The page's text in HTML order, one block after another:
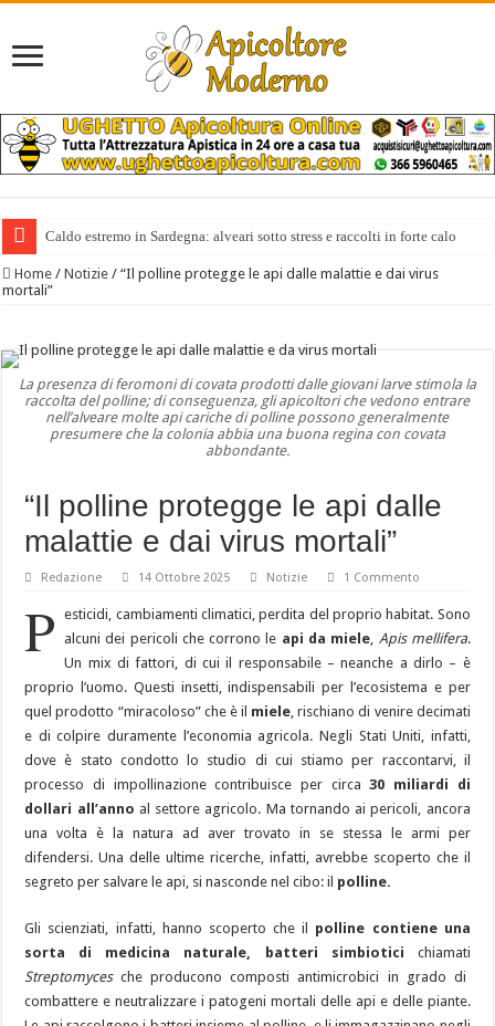
Caldo estremo in Sardegna: alveari sotto stress e raccolti in forte calo
Home / Notizie / “Il polline protegge le api dalle malattie e dai virus
mortali”
La presenza di feromoni di covata prodotti dalle giovani larve stimola la
raccolta del polline; di conseguenza, gli apicoltori che vedono entrare
nell’alveare molte api cariche di polline possono generalmente
presumere che la colonia abbia una buona regina con covata
abbondante.
“Il polline protegge le api dalle
malattie e dai virus mortali”
Redazione 14 Ottobre 2025 Notizie 1 Commento
P
esticidi, cambiamenti climatici, perdita del proprio habitat. Sono
alcuni dei pericoli che corrono le api da miele Apis mellifera.
Un mix di fattori, di cui il responsabile – neanche a dirlo – è
proprio l’uomo. Questi insetti, indispensabili per l’ecosistema e per
quel prodotto “miracoloso” che è il miele , rischiano di venire decimati
e di colpire duramente l’economia agricola. Negli Stati Uniti, infatti,
dove è stato condotto lo studio di cui stiamo per raccontarvi, il
processo di impollinazione contribuisce per circa30 miliardi di
dollari all’anno al settore agricolo. Ma tornando ai pericoli, ancora
una volta è la natura ad aver trovato in se stessa le armi per
difendersi. Una delle ultime ricerche, infatti, avrebbe scoperto che il
segreto per salvare le api, si nasconde nel cibo: il polline.
Gli scienziati, infatti, hanno scoperto che il polline contiene una
sorta di medicina naturale, batteri simbiotici chiamati
Streptomycesche producono composti antimicrobici in grado di
combattere e neutralizzare i patogeni mortali delle api e delle piante.